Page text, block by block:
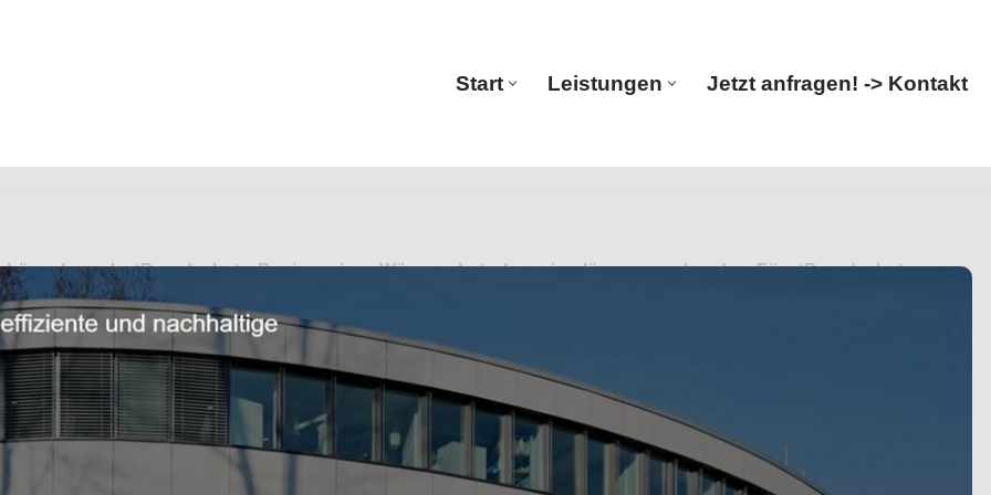
Start Leistungen Jetzt anfragen! -> Kontakt
als auch ✓Brandschutz, Bauingenieur, Wärmeschutz, Ingenieurlösungen erkunden. Für ✓Brandschutz,
in Reiskirchen: ➡️ Pfeiffer Ingenieure, Ihr Statiker & Ingenieur. Ihre Vorstellungen, unsere Aufgabe